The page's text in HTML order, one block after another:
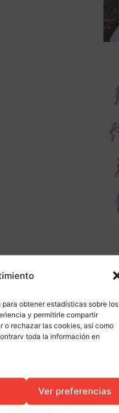
obtener estadísticas sobre los
y permitirle compartir
o rechazar las cookies, así como
toda la información en
Ver preferencias